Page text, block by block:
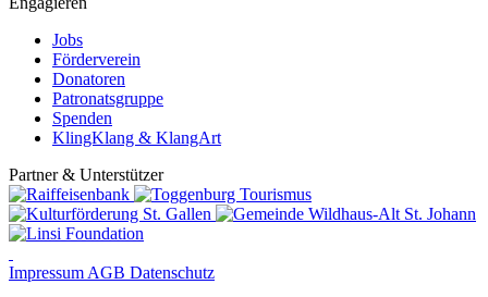
Jobs
Förderverein
Donatoren
Patronatsgruppe
Spenden
KlingKlang & KlangArt
Partner & Unterstützer
Impressum AGB Datenschutz